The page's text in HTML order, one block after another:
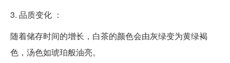
3. 品质变化 ：
随着储存时间的增长，白茶的颜色会由灰绿变为黄绿褐
色，汤色如琥珀般油亮。